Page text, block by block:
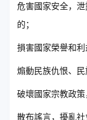
危害國家安全，
的；
損害國家榮譽和利
煽動民族仇恨、民
破壞國家宗教政策
散布謠言，擾亂社